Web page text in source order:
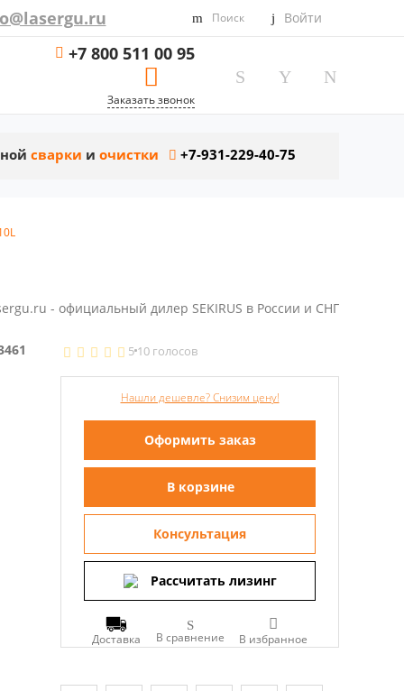
Поиск Войти
+7 800 511 00 95
Заказать звонок
сварки и очистки +7-931-229-40-75
- официальный дилер SEKIRUS в России и СНГ
5 10 голосов
Нашли дешевле? Снизим цену!
Оформить заказ
В корзине
Консультация
Рассчитать лизинг
Доставка В сравнение